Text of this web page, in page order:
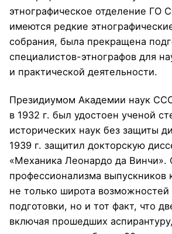
этнографическое отделение ГО
имеются редкие
собрания, была прекращена
специалистов-этнографов для
и практической деятельности.
Президиумом Академии наук
в 1932 г. был удостоен ученой
исторических наук без защиты
1939 г. защитил докторскую
«Механика Леонардо да Винчи».
профессионализма выпускников
не только широта возможностей
подготовки, но и тот факт, что
включая прошедших